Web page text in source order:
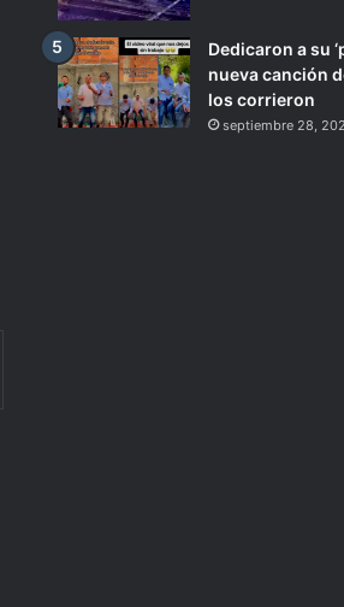
Dedicaron a su
nueva canción
los corrieron
septiembre 28,